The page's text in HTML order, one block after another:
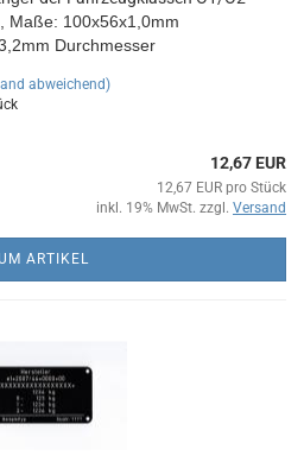
, Maße: 100x56x1,0mm
Durchmesser
abweichend)
12,67 EUR
12,67 EUR pro Stück
inkl. 19% MwSt. zzgl. Versand
ARTIKEL